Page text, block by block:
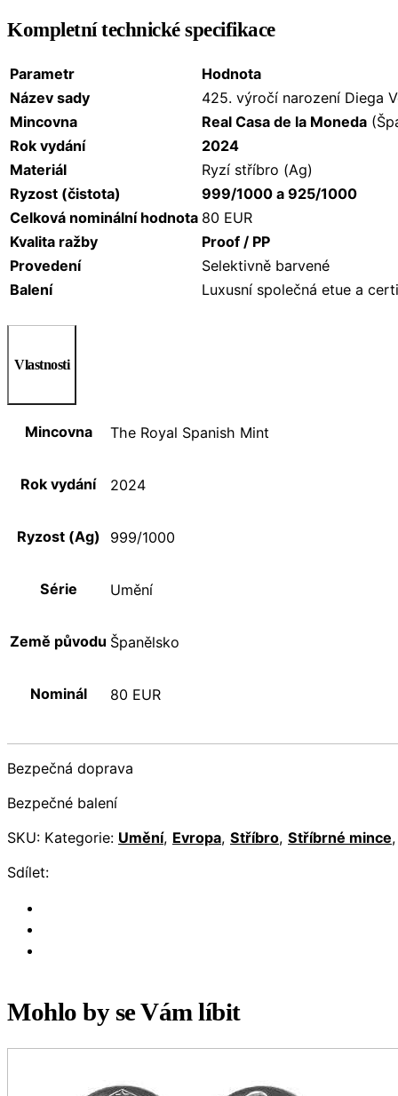
Kompletní technické specifikace
Parametr
Hodnota
Název sady
425. výročí narození Diega
Mincovna
Real Casa de la Moneda
Rok vydání
2024
Materiál
Ryzí stříbro (Ag)
Ryzost (čistota)
999/1000 a 925/1000
Celková nominální hodnota 80 EUR
Kvalita ražby
Proof / PP
Provedení
Selektivně barvené
Balení
Luxusní společná etue a
Vlastnosti
Mincovna The Royal Spanish Mint
Rok vydání 2024
Ryzost (Ag) 999/1000
Série Umění
Země původu Španělsko
Nominál 80 EUR
Bezpečná doprava
Bezpečné balení
SKU: Kategorie: Umění, Evropa, Stříbro, Stříbrné mince
Sdílet:
Mohlo by se Vám líbit